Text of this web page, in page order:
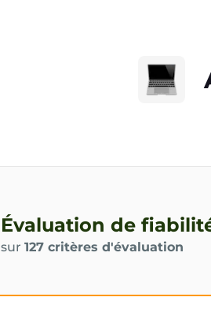
Évaluation de
sur 127 critères d'évaluation